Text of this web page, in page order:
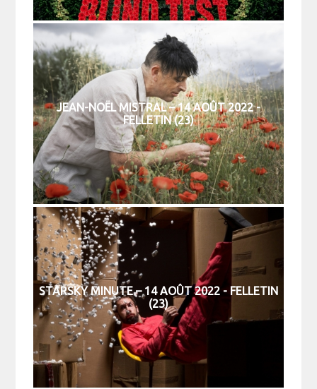
JEAN-NOËL MISTRAL – 14 AOÛT 2022 -
FELLETIN (23)
STARSKY MINUTE – 14 AOÛT 2022 - FELLETIN
(23)